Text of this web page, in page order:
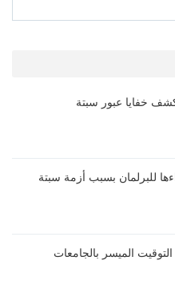
خفايا عبور سبتة
للبرلمان بسبب أزمة سبتة
الميسر بالجامعات